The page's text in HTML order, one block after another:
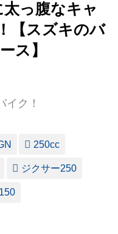
っ腹なキャ
【スズキのバ
ス】
イク！
250cc
ジクサー250